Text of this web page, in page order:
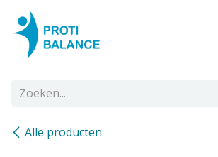
Overslaan naar inhoud
Alle producten